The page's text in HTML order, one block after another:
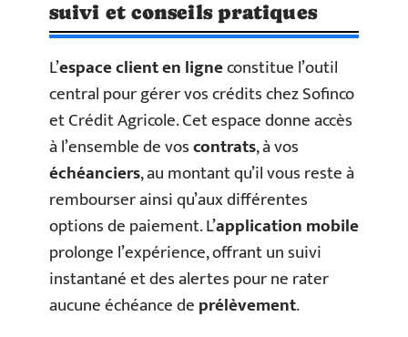
suivi et conseils pratiques
L’espace client en ligneconstitue l’outil
central pour gérer vos crédits chez Sofinco
et Crédit Agricole. Cet espace donne accès
à l’ensemble de voscontrats, à vos
échéanciers, au montant qu’il vous reste à
rembourser ainsi qu’aux différentes
options de paiement. L’application mobile
prolonge l’expérience, offrant un suivi
instantané et des alertes pour ne rater
aucune échéance deprélèvement.